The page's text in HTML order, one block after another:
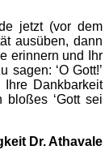
jetzt (vor dem
ausüben, dann
erinnern und Ihr
sagen: ‘O Gott!’
Dankbarkeit
bloßes ‘Gott sei
Dr. Athavale